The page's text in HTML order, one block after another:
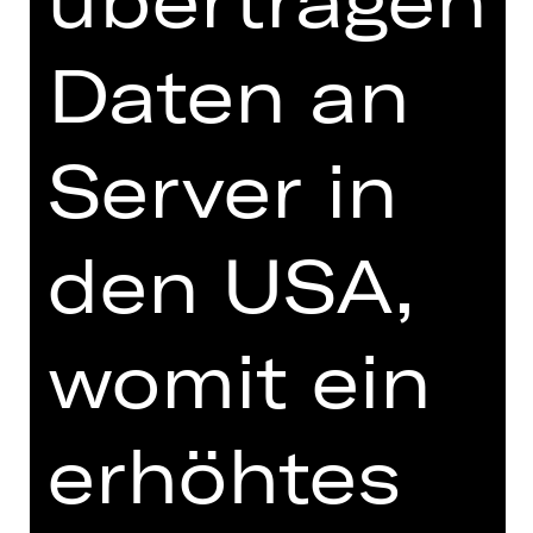
DIGITALE STÜCKEINFÜHRUNG
zur Online-Einführung
TEAM
TERMINE UND BESETZUNG
VIDEO/AUDIO
FOTOS
Daten an
Server in
den USA,
womit ein
erhöhtes